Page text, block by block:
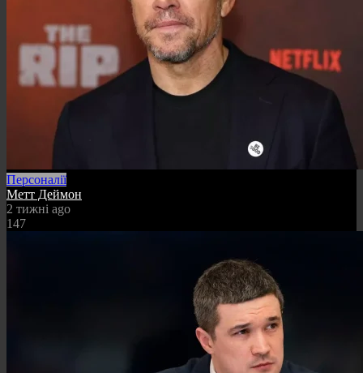
Персоналії
Метт Деймон
2 тижні ago
147